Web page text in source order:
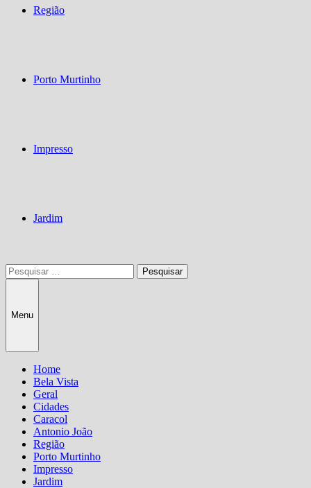
Região
Porto Murtinho
Impresso
Jardim
Pesquisar
por:
Menu
Home
Bela Vista
Geral
Cidades
Caracol
Antonio João
Região
Porto Murtinho
Impresso
Jardim